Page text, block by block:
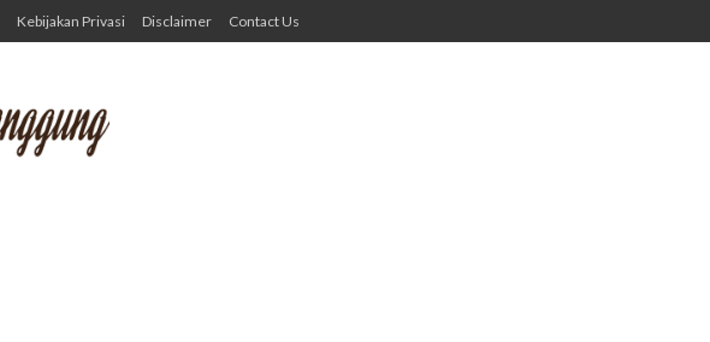
Kebijakan Privasi Disclaimer Contact Us